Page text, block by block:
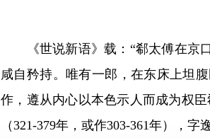
《世说新语》载：“郗太傅在京口
咸自矜持。唯有一郎，在东床上坦
作，遵从内心以本色示人而成为权
（321-379年，或作303-361年），